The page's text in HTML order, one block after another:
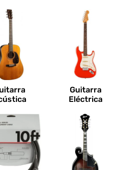
Guitarra
Eléctrica